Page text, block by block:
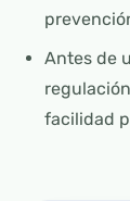
Antes de
facilidad